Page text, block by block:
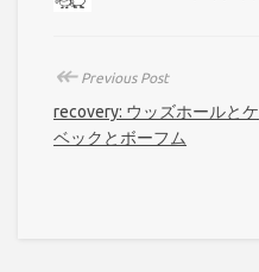
↞Previous Post
recovery: ウッズホールとケ
ベックとボーフム